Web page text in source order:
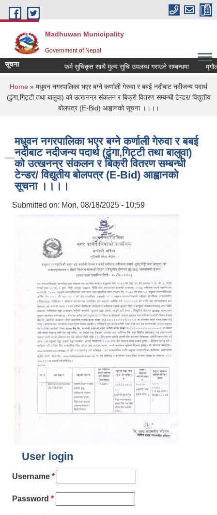
Skip to main content
Madhuwan Municipality
Government of Nepal
सूचना फर्म सुचिकृत साथै मुल्य सुचि उपलब्ध गराउने सम्बन्धमा
You are here
Home » मधुवन नगरपालिका भएर बग्ने कर्णाली गेरुवा र बबई नदीबाट नदीजन्य पदार्थ
(ढुंगा,गिट्टी तथा बालुवा) को उत्खनन्र संकलन र बिक्री वितरण सम्बन्धी टेन्डर/ विद्युतीय
बोलपत्र (E-Bid) आह्वानको सूचना ।।।।
मधुवन नगरपालिका भएर बग्ने कर्णाली गेरुवा र बबई
नदीबाट नदीजन्य पदार्थ (ढुंगा,गिट्टी तथा बालुवा)
को उत्खनन्र संकलन र बिक्री वितरण सम्बन्धी
टेन्डर/ विद्युतीय बोलपत्र (E-Bid) आह्वानको
सूचना ।।।।
Submitted on: Mon, 08/18/2025 - 10:59
User login
Username *
Password *